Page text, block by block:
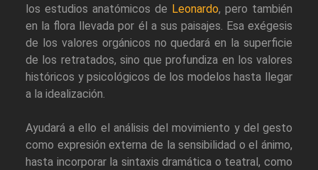
los estudios anatómicos de Leonardo, pero también
en la flora llevada por él a sus paisajes. Esa exégesis
de los valores orgánicos no quedará en la superficie
de los retratados, sino que profundiza en los valores
históricos y psicológicos de los modelos hasta llegar
a la idealización.
Ayudará a ello el análisis del movimiento y del gesto
como expresión externa de la sensibilidad o el ánimo,
hasta incorporar la sintaxis dramática o teatral, como